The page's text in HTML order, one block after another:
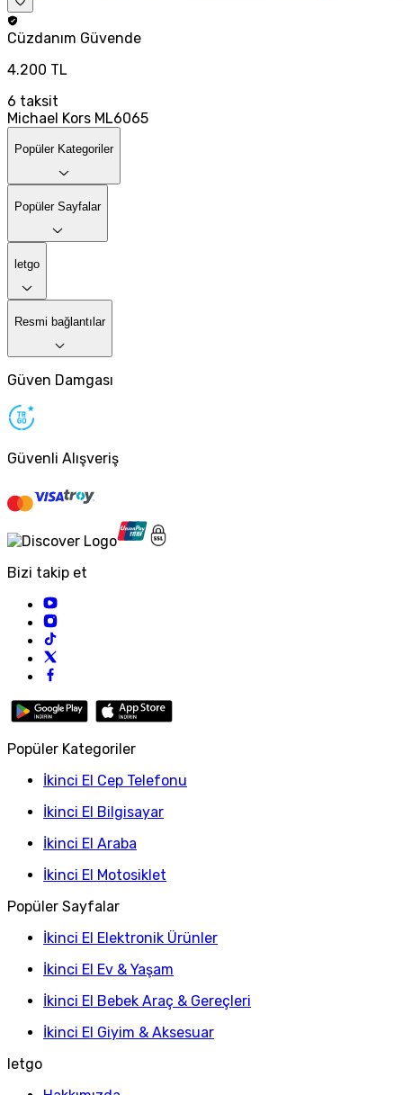
Cüzdanım Güvende
4.200 TL
6 taksit
Michael Kors ML6065
Popüler Kategoriler
Popüler Sayfalar
letgo
Resmi bağlantılar
Güven Damgası
Güvenli Alışveriş
Bizi takip et
Popüler Kategoriler
İkinci El Cep Telefonu
İkinci El Bilgisayar
İkinci El Araba
İkinci El Motosiklet
Popüler Sayfalar
İkinci El Elektronik Ürünler
İkinci El Ev & Yaşam
İkinci El Bebek Araç & Gereçleri
İkinci El Giyim & Aksesuar
letgo